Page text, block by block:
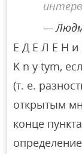
Е Д Е Л Е Н и
K n y tym,
(т. е.
открытым
конце